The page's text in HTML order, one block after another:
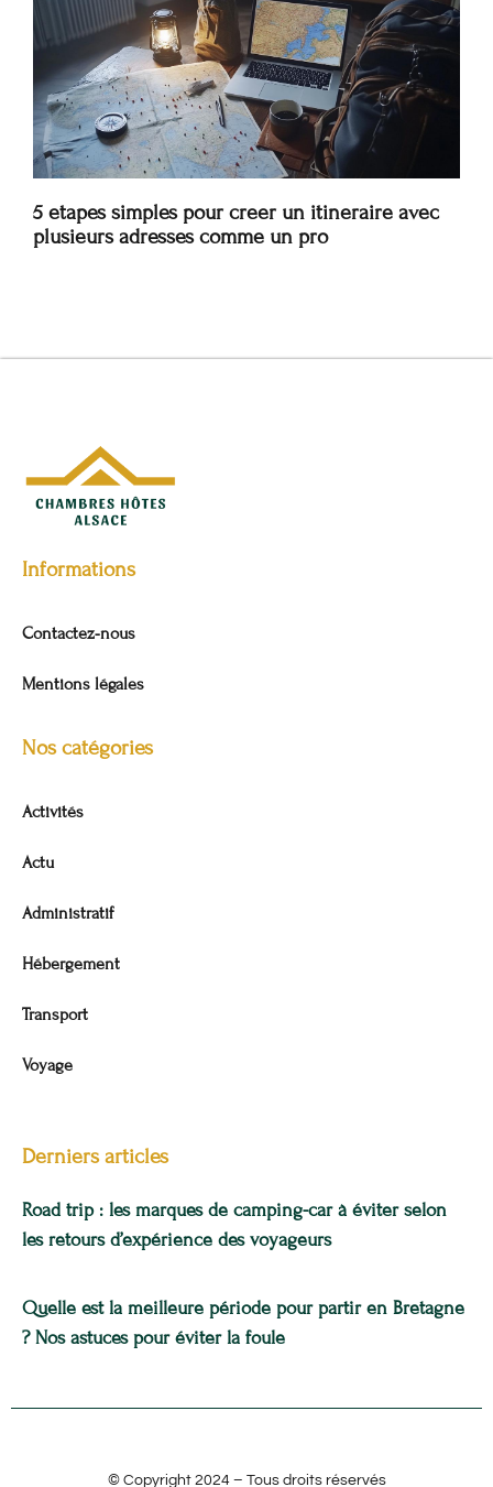
5 etapes simples pour creer un itineraire avec
plusieurs adresses comme un pro
Informations
Contactez-nous
Mentions légales
Nos catégories
Activités
Actu
Administratif
Hébergement
Transport
Voyage
Derniers articles
Road trip : les marques de camping-car à éviter selon
les retours d’expérience des voyageurs
Quelle est la meilleure période pour partir en Bretagne
? Nos astuces pour éviter la foule
© Copyright 2024 – Tous droits réservés